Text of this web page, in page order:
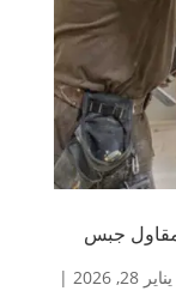
جبس
يناير 28, 2026
|